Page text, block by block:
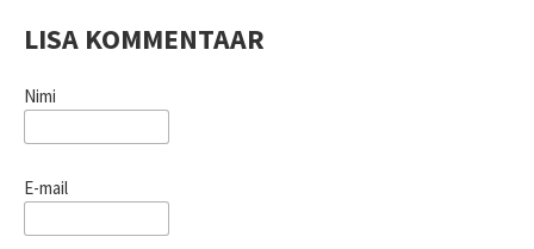
LISA KOMMENTAAR
Nimi
E-mail